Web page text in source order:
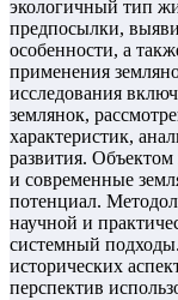
экологичный тип
предпосылки,
особенности, а
применения
исследования
землянок,
характеристик,
развития.
и современные
потенциал.
научной и
системный
исторических
перспектив